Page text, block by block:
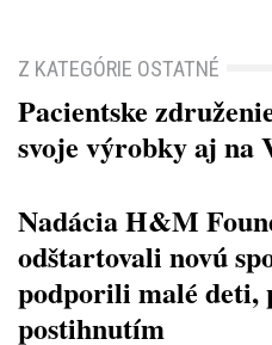
Z KATEGÓRIE OSTATNÉ
Pacientske
svoje výrobky aj na
Nadácia H&M
odštartovali novú
podporili malé deti,
postihnutím